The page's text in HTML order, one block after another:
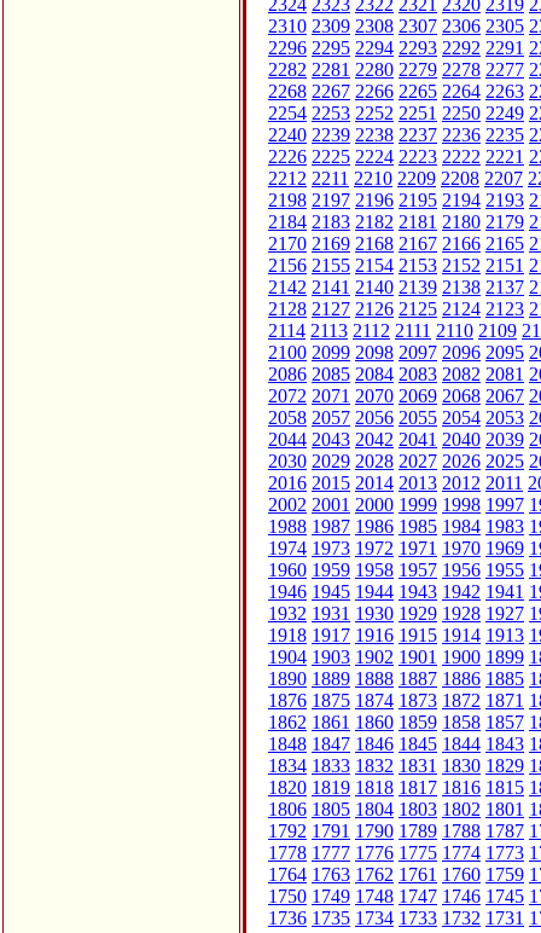
2324 2323 2322 2321 2320 2319
2310 2309 2308 2307 2306 2305
2296 2295 2294 2293 2292 2291
2282 2281 2280 2279 2278 2277
2268 2267 2266 2265 2264 2263
2254 2253 2252 2251 2250 2249
2240 2239 2238 2237 2236 2235
2226 2225 2224 2223 2222 2221
2212 2211 2210 2209 2208 2207
2198 2197 2196 2195 2194 2193
2184 2183 2182 2181 2180 2179
2170 2169 2168 2167 2166 2165
2156 2155 2154 2153 2152 2151
2142 2141 2140 2139 2138 2137
2128 2127 2126 2125 2124 2123
2114 2113 2112 2111 2110 2109
2100 2099 2098 2097 2096 2095
2086 2085 2084 2083 2082 2081
2072 2071 2070 2069 2068 2067
2058 2057 2056 2055 2054 2053
2044 2043 2042 2041 2040 2039
2030 2029 2028 2027 2026 2025
2016 2015 2014 2013 2012 2011
2002 2001 2000 1999 1998 1997
1988 1987 1986 1985 1984 1983
1974 1973 1972 1971 1970 1969
1960 1959 1958 1957 1956 1955
1946 1945 1944 1943 1942 1941
1932 1931 1930 1929 1928 1927
1918 1917 1916 1915 1914 1913
1904 1903 1902 1901 1900 1899
1890 1889 1888 1887 1886 1885
1876 1875 1874 1873 1872 1871
1862 1861 1860 1859 1858 1857
1848 1847 1846 1845 1844 1843
1834 1833 1832 1831 1830 1829
1820 1819 1818 1817 1816 1815
1806 1805 1804 1803 1802 1801
1792 1791 1790 1789 1788 1787
1778 1777 1776 1775 1774 1773
1764 1763 1762 1761 1760 1759
1750 1749 1748 1747 1746 1745
1736 1735 1734 1733 1732 1731